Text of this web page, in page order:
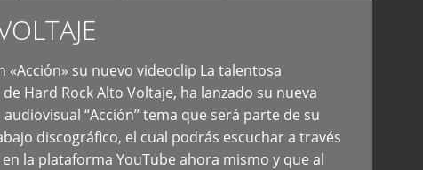
[…]
«Acción» su nuevo videoclip La talentosa
Hard Rock Alto Voltaje, ha lanzado su nueva
“Acción” tema que será parte de su
discográfico, el cual podrás escuchar a través
la plataforma YouTube ahora mismo y que al